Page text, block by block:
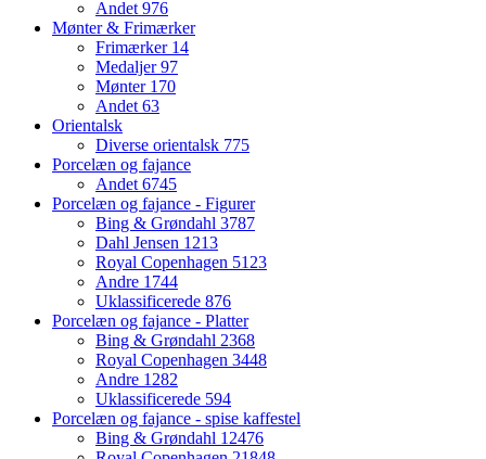
Andet 976
Mønter & Frimærker
Frimærker 14
Medaljer97
Mønter 170
Andet 63
Orientalsk
Diverse orientalsk 775
Porcelæn og fajance
Andet 6745
Porcelæn og fajance - Figurer
Bing & Grøndahl 3787
Dahl Jensen 1213
Royal Copenhagen 5123
Andre 1744
Uklassificerede 876
Porcelæn og fajance - Platter
Bing & Grøndahl 2368
Royal Copenhagen 3448
Andre 1282
Uklassificerede 594
Porcelæn og fajance - spise kaffestel
Bing & Grøndahl 12476